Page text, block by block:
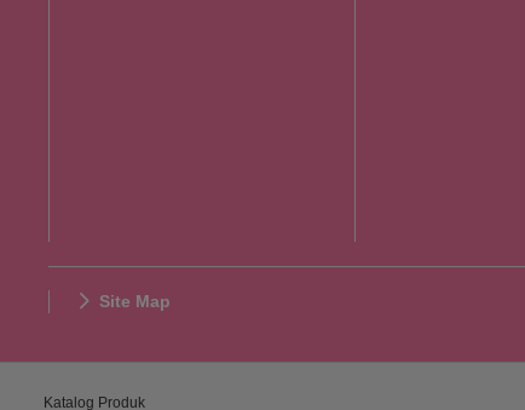
Site Map
Katalog Produk